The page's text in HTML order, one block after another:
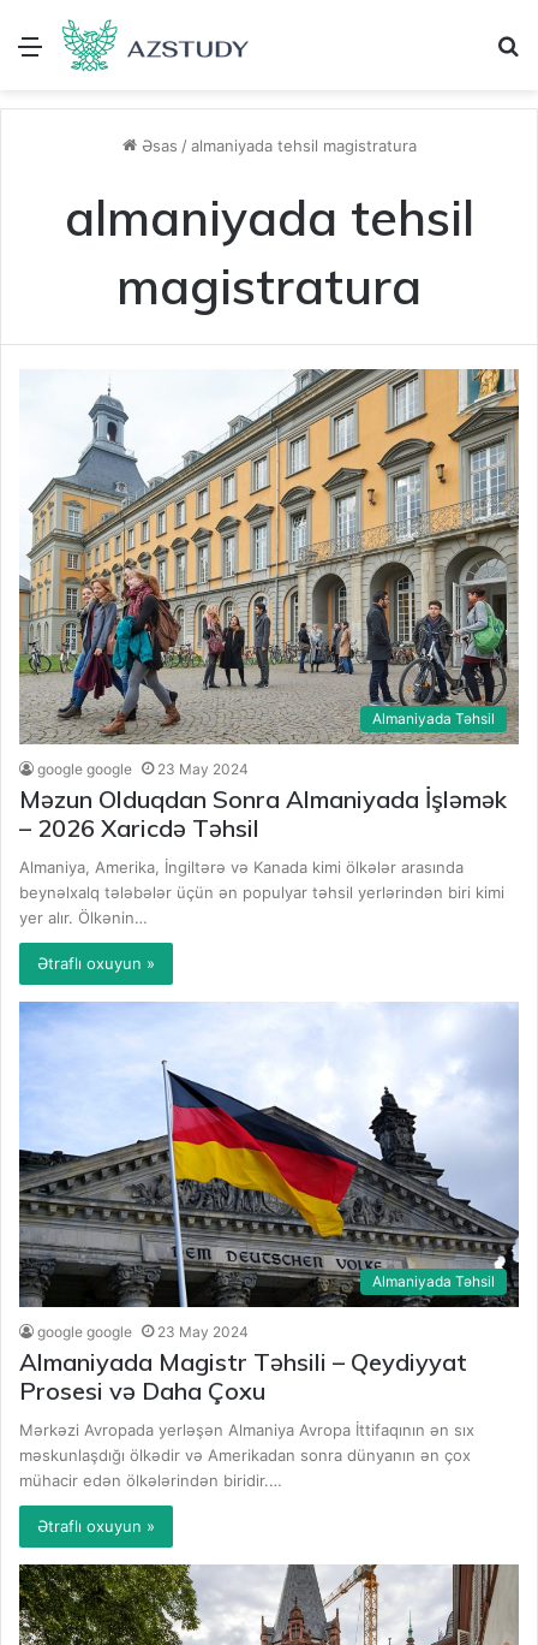
Menu
Əsas / almaniyada tehsil magistratura
almaniyada tehsil
magistratura
Almaniyada Təhsil
google google 23 May 2024
Məzun Olduqdan Sonra Almaniyada İşləmək
– 2026 Xaricdə Təhsil
Almaniya, Amerika, İngiltərə və Kanada kimi ölkələr arasında
beynəlxalq tələbələr üçün ən populyar təhsil yerlərindən biri kimi
yer alır. Ölkənin…
Ətraflı oxuyun »
Almaniyada Təhsil
google google 23 May 2024
Almaniyada Magistr Təhsili – Qeydiyyat
Prosesi və Daha Çoxu
Mərkəzi Avropada yerləşən Almaniya Avropa İttifaqının ən sıx
məskunlaşdığı ölkədir və Amerikadan sonra dünyanın ən çox
mühacir edən ölkələrindən biridir.…
Ətraflı oxuyun »